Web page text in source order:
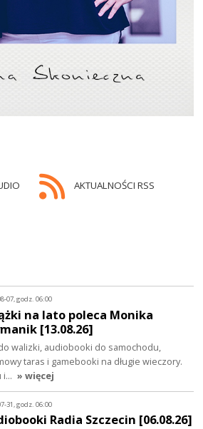
AKTUALNOŚCI RSS
07, godz. 06:00
na lato poleca Monika
[13.08.26]
walizki, audiobooki do samochodu,
taras i gamebooki na długie wieczory.
i… » więcej
31, godz. 06:00
Radia Szczecin [06.08.26]